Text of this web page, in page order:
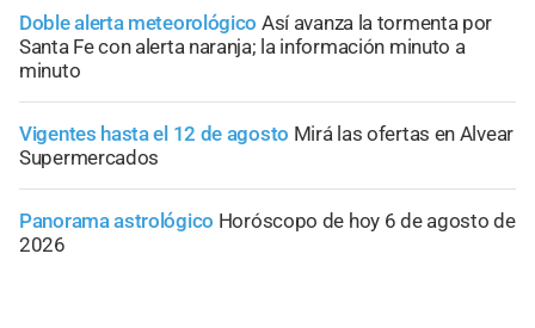
Doble alerta meteorológico Así avanza la tormenta por
Santa Fe con alerta naranja; la información minuto a
minuto
Vigentes hasta el 12 de agosto Mirá las ofertas en Alvear
Supermercados
Panorama astrológico Horóscopo de hoy 6 de agosto de
2026